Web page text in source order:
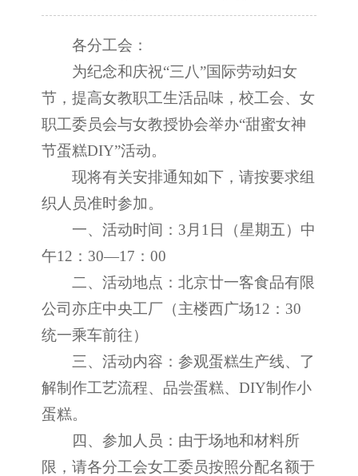
各分工会：
为纪念和庆祝“三八”国际劳动妇女
节，提高女教职工生活品味，校工会、女
职工委员会与女教授协会举办“甜蜜女神
节蛋糕DIY”活动。
现将有关安排通知如下，请按要求组
织人员准时参加。
一、活动时间：3月1日（星期五）中
午12：30—17：00
二、活动地点：北京廿一客食品有限
公司亦庄中央工厂（主楼西广场12：30
统一乘车前往）
三、活动内容：参观蛋糕生产线、了
解制作工艺流程、品尝蛋糕、DIY制作小
蛋糕。
四、参加人员：由于场地和材料所
限，请各分工会女工委员按照分配名额于